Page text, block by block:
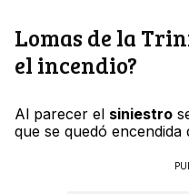
Lomas de la
el incendio?
Al parecer el siniestro
que se quedó